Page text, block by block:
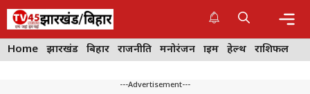
Skip
content
Home झारखंड बिहार राजनीति मनोरंजन क्राइम हेल्थ राशिफल
---Advertisement---